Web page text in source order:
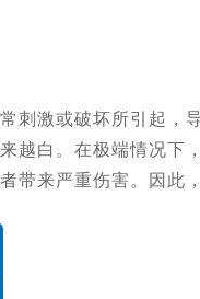
刺激或破坏所引起，
越白。在极端情况下
带来严重伤害。因此